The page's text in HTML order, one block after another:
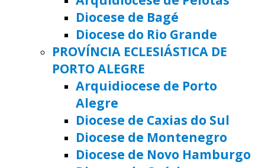
Diocese de Bagé
Diocese do Rio Grande
PROVÍNCIA ECLESIÁSTICA DE
PORTO ALEGRE
Arquidiocese de Porto
Alegre
Diocese de Caxias do Sul
Diocese de Montenegro
Diocese de Novo Hamburgo